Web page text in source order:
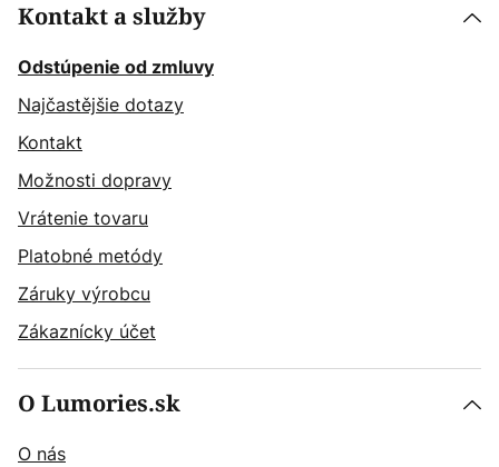
Kontakt a služby
Odstúpenie od zmluvy
Najčastějšie dotazy
Kontakt
Možnosti dopravy
Vrátenie tovaru
Platobné metódy
Záruky výrobcu
Zákaznícky účet
O Lumories.sk
O nás